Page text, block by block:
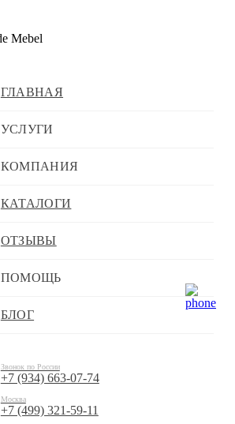
ГЛАВНАЯ
УСЛУГИ
КОМПАНИЯ
КАТАЛОГИ
ОТЗЫВЫ
ПОМОЩЬ
БЛОГ
Звонок по России
+7 (934) 663-07-74
Москва
+7 (499) 321-59-11